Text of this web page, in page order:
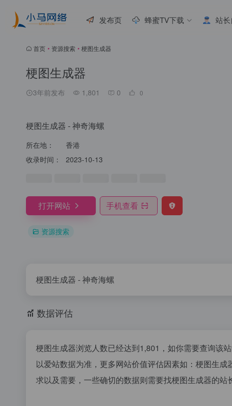
发布页 蜂蜜TV下载 站
首页 • 资源搜索 • 梗图生成器
梗图生成器
3年前发布 1,801 0 0
梗图生成器 - 神奇海螺
所在地：
香港
收录时间：
2023-10-13
打开网站 手机查看
资源搜索
梗图生成器 - 神奇海螺
数据评估
梗图生成器浏览人数已经达到1,801，如你需要查询该
以爱站数据为准，更多网站价值评估因素如：梗图生
求以及需要，一些确切的数据则需要找梗图生成器的站